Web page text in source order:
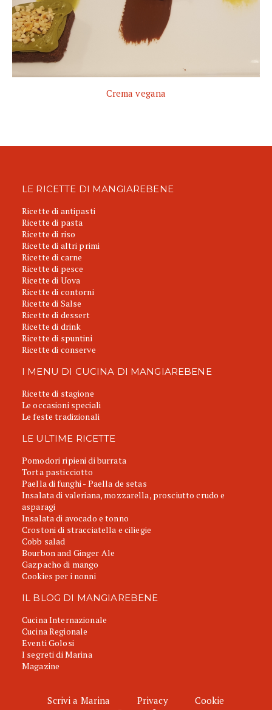
Crema vegana
LE RICETTE DI MANGIAREBENE
Ricette di antipasti
Ricette di pasta
Ricette di riso
Ricette di altri primi
Ricette di carne
Ricette di pesce
Ricette di Uova
Ricette di contorni
Ricette di Salse
Ricette di dessert
Ricette di drink
Ricette di spuntini
Ricette di conserve
I MENU DI CUCINA DI MANGIAREBENE
Ricette di stagione
Le occasioni speciali
Le feste tradizionali
LE ULTIME RICETTE
Pomodori ripieni di burrata
Torta pasticciotto
Paella di funghi - Paella de setas
Insalata di valeriana, mozzarella, prosciutto crudo e
asparagi
Insalata di avocado e tonno
Crostoni di stracciatella e ciliegie
Cobb salad
Bourbon and Ginger Ale
Gazpacho di mango
Cookies per i nonni
IL BLOG DI MANGIAREBENE
Cucina Internazionale
Cucina Regionale
Eventi Golosi
I segreti di Marina
Magazine
Scrivi a Marina Privacy Cookie